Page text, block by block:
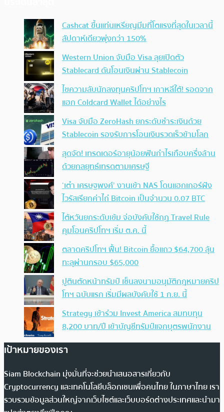
Cashcat ขึ้นแท่นเหรียญมีมที่โตแรงที่สุดในเวลานี้
สัปดาห์เดียวพุ่งกว่า 150%
Western Union จับมือ Visa ลุยเปิดตัว
Stablecard ดันโอนเงินผ่าน Stablecoin
ไขความลับนักลงทุนคริปโทฯ เกาหลีใต้! รอดจาก
แฮก Coldcard Wallet ได้อย่างไร
Visa จับมือ ZeroHash ยกระดับชำระเงินด้วย
Stablecoin รองรับการโอนเงินรวดเร็วข้ามโลก
สุดจัด! เทรดเดอร์อายุน้อยฟันกำไรเกือบครึ่งล้าน
ด้วยกลยุทธ์เทรดตามเศรษฐี
‘เต๋า เศรษฐพงศ์’ งานเข้า NAS โดนแฮกเกอร์ฝัง
ไวรัสเรียกค่าไถ่ Bitcoin เป็นจำนวน 0.07 BTC
ไต้หวันยกระดับเข้ม จ่อบังคับใช้กฏ Travel Rule
คุมโอนคริปโทฯ เริ่ม ต.ค. นี้
ตลาดคริปโทฯ ฟื้น! Bitcoin ยื้อแถว $64,700 ลุ้น
ทะลุผ่านกรอบ $65,000
ปูตินตัดหน้าทรัมป์ เซ็นลงนามอนุมัติกฎหมายคริป
โทฯ ฉบับแรก เริ่มมีผลบังคับใช้ 1 ก.ย. นี้
Strategy เข้าร่วม Invest America สมทบทุน
8,200 บาท/ปี เข้าบัญชีทรัมป์แจกบุตรพนักงาน
เป้าหมายของเรา
Siam Blockchain มุ่งมั่นที่จะช่วยนำเสนอสารเกี่ยวกับ
Cryptocurrency และเทคโนโลยีบล็อกเชนเพื่อคนไทย ในภาษาไทย เรา
รวบรวมข้อมูลส่วนใหญ่จากเว็บไซต์และเว็บบอร์ดต่างประเทศและนำมา